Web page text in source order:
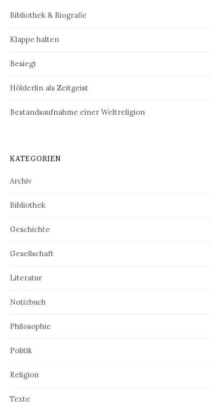
Bibliothek & Biografie
Klappe halten
Besiegt
Hölderlin als Zeitgeist
Bestandsaufnahme einer Weltreligion
KATEGORIEN
Archiv
Bibliothek
Geschichte
Gesellschaft
Literatur
Notizbuch
Philosophie
Politik
Religion
Texte